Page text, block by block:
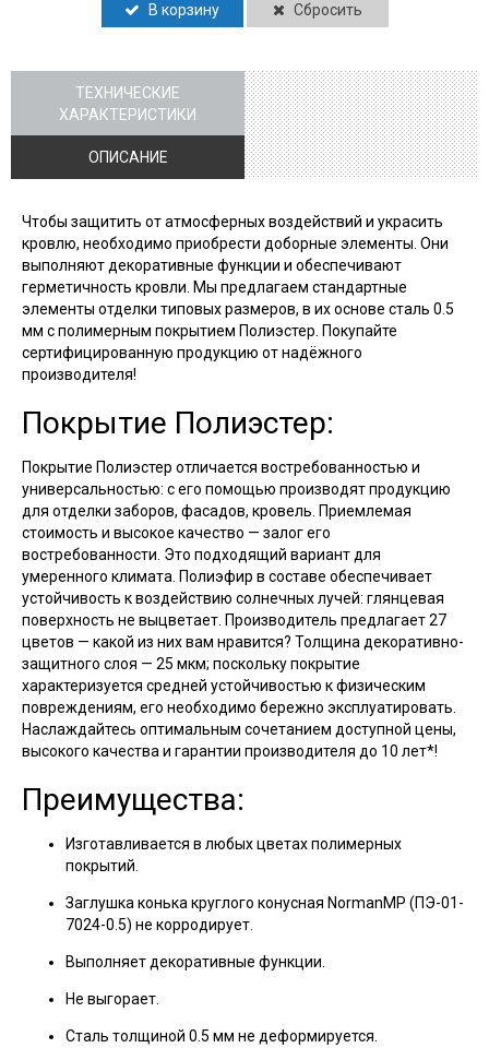
В корзину Сбросить
ТЕХНИЧЕСКИЕ
ХАРАКТЕРИСТИКИ
ОПИСАНИЕ
Чтобы защитить от атмосферных воздействий и украсить
кровлю, необходимо приобрести доборные элементы. Они
выполняют декоративные функции и обеспечивают
герметичность кровли. Мы предлагаем стандартные
элементы отделки типовых размеров, в их основе сталь 0.5
мм с полимерным покрытием Полиэстер. Покупайте
сертифицированную продукцию от надёжного
производителя!
Покрытие Полиэстер:
Покрытие Полиэстер отличается востребованностью и
универсальностью: с его помощью производят продукцию
для отделки заборов, фасадов, кровель. Приемлемая
стоимость и высокое качество — залог его
востребованности. Это подходящий вариант для
умеренного климата. Полиэфир в составе обеспечивает
устойчивость к воздействию солнечных лучей: глянцевая
поверхность не выцветает. Производитель предлагает 27
цветов — какой из них вам нравится? Толщина декоративно-
защитного слоя — 25 мкм; поскольку покрытие
характеризуется средней устойчивостью к физическим
повреждениям, его необходимо бережно эксплуатировать.
Наслаждайтесь оптимальным сочетанием доступной цены,
высокого качества и гарантии производителя до 10 лет*!
Преимущества:
Изготавливается в любых цветах полимерных
покрытий.
Заглушка конька круглого конусная NormanMP (ПЭ-01-
7024-0.5) не корродирует.
Выполняет декоративные функции.
Не выгорает.
Сталь толщиной 0.5 мм не деформируется.